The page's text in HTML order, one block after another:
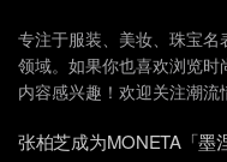
专注于服装、美妆、珠宝
领域。如果你也喜欢浏览
内容感兴趣！欢迎关注潮流
张柏芝成为MONETA「墨